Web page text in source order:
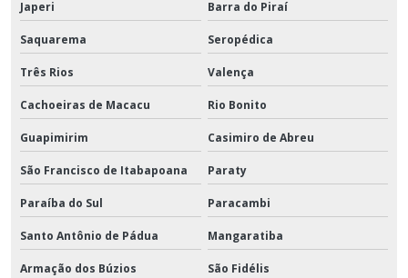
Japeri Barra do Piraí
Saquarema Seropédica
Três Rios Valença
Cachoeiras de Macacu Rio Bonito
Guapimirim Casimiro de Abreu
São Francisco de Itabapoana Paraty
Paraíba do Sul Paracambi
Santo Antônio de Pádua Mangaratiba
Armação dos Búzios São Fidélis